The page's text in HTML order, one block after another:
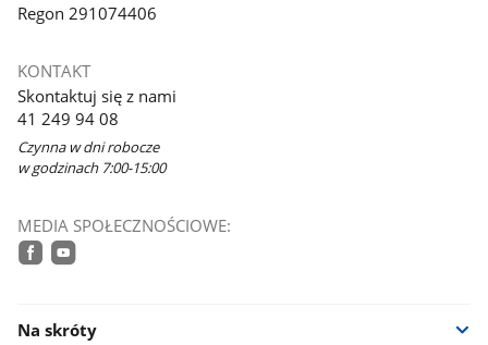
Regon 291074406
KONTAKT
Skontaktuj się z nami
41 249 94 08
Czynna w dni robocze
w godzinach 7:00-15:00
MEDIA SPOŁECZNOŚCIOWE:
Na skróty